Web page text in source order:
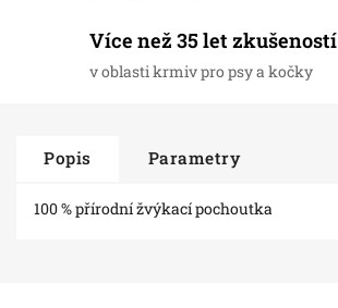
Více než 35 let zkušeností
v oblasti krmiv pro psy a kočky
Popis Parametry
100 % přírodní žvýkací pochoutka